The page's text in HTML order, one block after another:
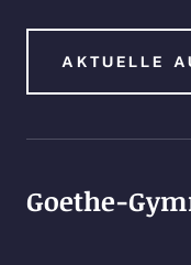
AKTUELLE
Goethe-